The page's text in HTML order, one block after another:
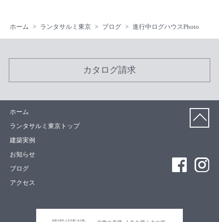
ホーム ランタサルミ東京 ブログ 進行中ログハウスPhoto
カタログ請求
ホーム
ランタサルミ東京トップ
建築実例
お知らせ
ブログ
アクセス